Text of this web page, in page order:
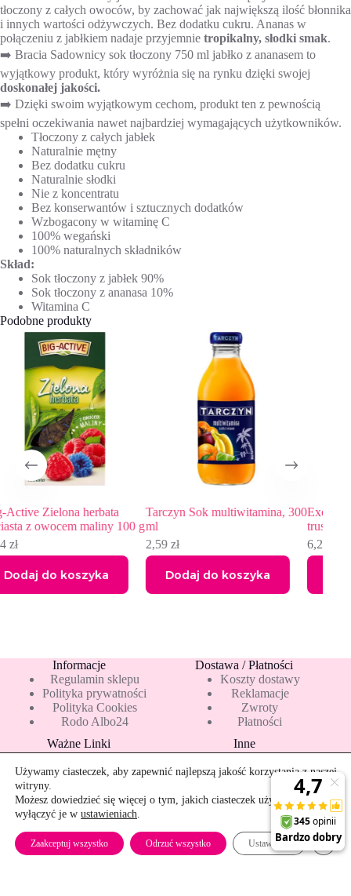
tłoczony z całych owoców, by zachować jak największą ilość błonnika
i innych wartości odżywczych. Bez dodatku cukru. Ananas w
połączeniu z jabłkiem nadaje przyjemnie tropikalny, słodki smak.
➡️ Bracia Sadownicy sok tłoczony 750 ml jabłko z ananasem to
wyjątkowy produkt, który wyróżnia się na rynku dzięki swojej
doskonałej jakości.
➡️ Dzięki swoim wyjątkowym cechom, produkt ten z pewnością
spełni oczekiwania nawet najbardziej wymagających użytkowników.
Tłoczony z całych jabłek
Naturalnie mętny
Bez dodatku cukru
Naturalnie słodki
Nie z koncentratu
Bez konserwantów i sztucznych dodatków
Wzbogacony w witaminę C
100% wegański
100% naturalnych składników
Skład:
Sok tłoczony z jabłek 90%
Sok tłoczony z ananasa 10%
Witamina C
Podobne produkty
100 g
Tarczyn Sok multiwitamina, 300
ml
Dodaj do koszyka
Excellence Syrop o smaku
truskawkowym, 430 ml
Dodaj do koszyka
Informacje
Regulamin sklepu
Polityka prywatności
Polityka Cookies
Rodo Albo24
Dostawa / Płatności
Koszty dostawy
Reklamacje
Zwroty
Płatności
Ważne Linki
Blog
Nowości
Bestsellery
Inne
Pakiety 10 mleka
Mapa strony
Rekomendowane
Kontakt
Szybkie zwroty
Używamy ciasteczek, aby zapewnić najlepszą jakość korzystania z naszej
witryny.
Możesz dowiedzieć się więcej o tym, jakich ciasteczek używamy, lub
wyłączyć je w ustawieniach.
Zaakceptuj wszystko Odrzuć wszystko Ustawienia
7,89zł
9,86zł /kg
Dodaj do koszyka